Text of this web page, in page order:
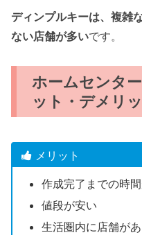
ディンプルキーは、複雑
ない店舗が多いです。
ホームセンタ
ット・デメリ
メリット
作成完了までの時
値段が安い
生活圏内に店舗が